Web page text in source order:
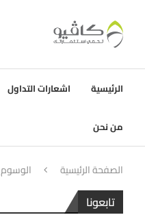
الرئيسية اشعارات التداول
من نحن
الصفحة الرئيسية الوسوم
تابعونا